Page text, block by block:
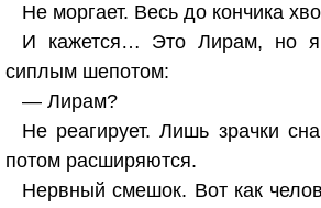
Не моргает. Весь до кончика
И кажется… Это Лирам, но я
сиплым шепотом:
— Лирам?
Не реагирует. Лишь зрачки
потом расширяются.
Нервный смешок. Вот как